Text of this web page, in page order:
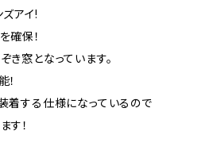
アイ!
確保！
窓となっています。
着する仕様になっているので
す！